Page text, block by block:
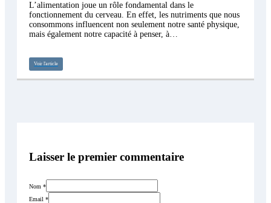
L’alimentation joue un rôle fondamental dans le
fonctionnement du cerveau. En effet, les nutriments que nous
consommons influencent non seulement notre santé physique,
mais également notre capacité à penser, à…
Voir l'article
Laisser le premier commentaire
Nom *
Email *